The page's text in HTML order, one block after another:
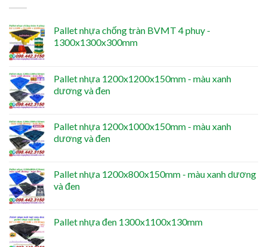
Pallet nhựa chống tràn BVMT 4 phuy -
1300x1300x300mm
Pallet nhựa 1200x1200x150mm - màu xanh
dương và đen
Pallet nhựa 1200x1000x150mm - màu xanh
dương và đen
Pallet nhựa 1200x800x150mm - màu xanh dương
và đen
Pallet nhựa đen 1300x1100x130mm